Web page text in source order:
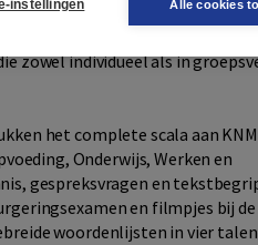
zowel individueel als in
het complete scala aan
Onderwijs, Werken en
gespreksvragen en
en filmpjes bij de
woordenlijsten in vier talen
instellingen Alle cookies